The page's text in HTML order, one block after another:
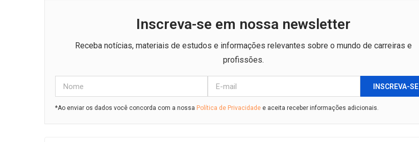
Inscreva-se em nossa newsletter
Receba notícias, materiais de estudos e informações relevantes sobre o mundo de carreiras e
profissões.
INSCREVA-SE
*Ao enviar os dados você concorda com a nossa Política de Privacidade e aceita receber informações adicionais.